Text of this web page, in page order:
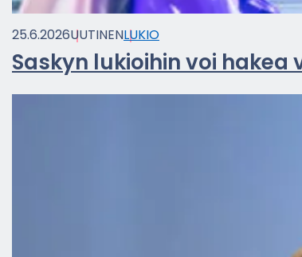
25.6.2026UU­TI­NENLUKIO
Sas­kyn lu­kioi­hin voi